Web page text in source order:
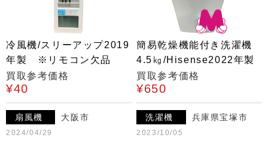
冷風機/スリーアップ2019
年製 ※リモコン欠品
買取参考価格
¥40
扇風機 大阪市
2024/04/29
簡易乾燥機能付き洗濯機
4.5㎏/Hisense2022年製
買取参考価格
¥650
洗濯機 兵庫県宝塚市
2023/10/05